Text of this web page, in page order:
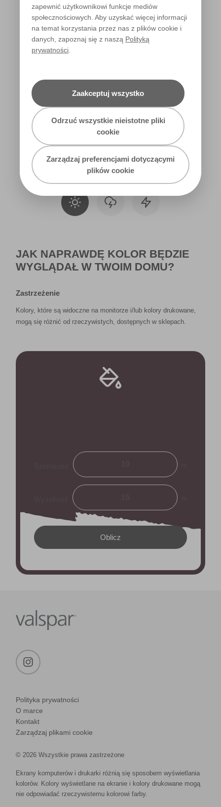
zapewnić użytkownikowi funkcje mediów
społecznościowych. Aby uzyskać więcej informacji
na temat korzystania przez nas z plików cookie i
danych, zapoznaj się z naszą Polityką
prywatności
Zaakceptuj wszystko
Odrzuć wszystkie nieistotne pliki
cookie
Zarządzaj preferencjami dotyczącymi
plików cookie
Światło dzienne
JAK NAPRAWDĘ KOLOR BĘDZIE
WYGLĄDAŁ W TWOIM DOMU?
Zastrzeżenie
Kolory, które są widoczne na monitorze i/lub kolory drukowane,
mogą się różnić od rzeczywistych, dostępnych w sklepach.
Polityka prywatności
O marce
Kontakt
Zarządzaj plikami cookie
© 2026 Wszystkie prawa zastrzeżone
Ekrany komputerów i drukarki różnią się sposobem wyświetlania
kolorów. Kolory wyświetlane na ekranie i kolory drukowane mogą
nie odpowiadać rzeczywistemu kolorowi farby.